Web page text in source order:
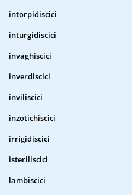
intorpidiscici
inturgidiscici
invaghiscici
inverdiscici
inviliscici
inzotichiscici
irrigidiscici
isteriliscici
lambiscici